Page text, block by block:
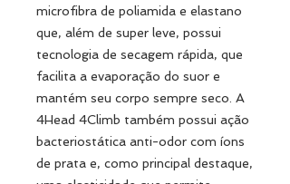
microfibra de poliamida e elastano
que, além de super leve, possui
tecnologia de secagem rápida, que
facilita a evaporação do suor e
mantém seu corpo sempre seco. A
4Head 4Climb também possui ação
bacteriostática anti-odor com íons
de prata e, como principal destaque,